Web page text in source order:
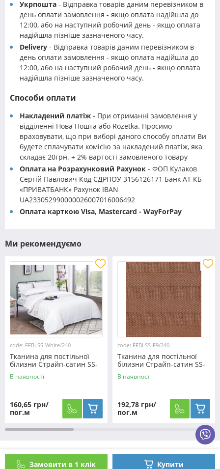
Замовити в 1 клік Купити
Укрпошта - Відправка товарів даним перевізником в
день оплати замовлення - якщо оплата надійшла до
12:00, або на наступний робочий день - якщо оплата
надійшла пізніше зазначеного часу.
Delivery - Відправка товарів даним перевізником в
день оплати замовлення - якщо оплата надійшла до
12:00, або на наступний робочий день - якщо оплата
надійшла пізніше зазначеного часу.
Способи оплати
Накладений платіж - При отриманні замовлення у
відділенні Нова Пошта або Rozetka. Просимо
враховувати, що при виборі даного способу оплати Ви
будете сплачувати комісію за накладений платіж, яка
складає 20грн. + 2% вартості замовленого товару
Оплата на Розрахунковий Рахунок - ФОП Кулаков
Сергій Павлович Код ЄДРПОУ 3156126171 Банк АТ КБ
«ПРИВАТБАНК» Рахунок IBAN
UA233052990000026007016006492
Оплата карткою Visa, Mastercard - WayForPay
Ми рекомендуємо
code: FFBLSS-White/240
Тканина для постільної
білизни Страйп-сатин SS-
White/240 (50м)
В наявності
160,65 грн/
пог.м
code: FFBLSS-F9/240
Тканина для постільної
білизни Страйп-сатин SS-
F9/240 (30м)
В наявності
192,78 грн/
пог.м
Як оформити замовлення?